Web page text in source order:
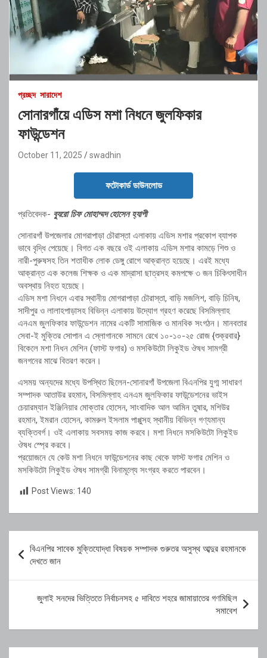
প্রচ্ছদ সারাদেশ
সোনারগাঁয়ে এডিস মশা নিধনে জুলফিকার
ফাউন্ডেশন
October 11, 2025 swadhin
ফটোকার্ড ডাউনলোড
প্রতিবেদক- ব্যুরো চিফ মোহাম্মদ হোসেন হ্যাপী
সোনারগাঁ উপজেলার মোগরাপাড়া চৌরাস্তা এলাকায় এডিস মশার প্রকোপ ব্যাপক
ভাবে বৃদ্ধি পেয়েছে। বিগত এক বছরে ওই এলাকায় এডিস মশার কামড়ে শিশু ও
নারী-পুরুষসহ তিন শতাধীক লোক ডেঙ্গু রোগে আক্রান্ত হয়েছে। এরই মধ্যে
আক্রান্ত এক কলেজ শিক্ষক ও এক মাদ্রাসা ছাত্রসহ কমপক্ষে ৩ জন চিকিৎসাধীন
অবস্থায় নিহত হয়েছে।
এডিস মশা নিধনে এবার স্থানীয় মোগরাপাড়া চৌরাস্তা, বাড়ি মজলিশ, বাড়ি চিনিষ,
সাদীপুর ও লালাহপাড়াসহ বিভিন্ন এলাকায় উদ্যোগ গ্রহণ করেছে বিসমিল্লাহ
এনএম জুলফিকার ফাউন্ডেশন নামের একটি সামাজিক ও মানবিক সংগঠন। মানবতার
সেবা-ই মুক্তির সোপান এ স্লোগানকে সামনে রেখে ১০-১০-২৫ রোজ {শুক্রবার}
বিকেলে মশা নিধন মেশিন (ফাস্ট ফগার) ও মসকিউটো লিকুইড ঔষধ সামগ্রী
জনগনের মাঝে বিতরণ করেন।
এসময় অন্যদের মধ্যে উপস্থিত ছিলেন-সোনারগাঁ উপজেলা বিএনপির যুগ্ম সাধারণ
সম্পাদক আতাউর রহমান, বিসমিল্লাহ এনএম জুলফিকার ফাউন্ডেশনের ভাইস
চেয়ারম্যান ইঞ্জিনিয়ার মোক্তার হোসেন, সাংবাদিক আল আমিন তুষার, মশিউর
রহমান, ইমরান হোসেন, কামরুল ইসলাম পাপ্পুসহ স্থানীয় বিভিন্ন গণ্যমান্য
ব্যক্তিবর্গ। ওই এলাকায় সবসময় কাজ করবে। মশা নিধনে মসকিউটো লিকুইড
ঔষধ স্প্রে করবে।
প্রয়োজনে যে কেউ মশা নিধনে ফাউন্ডেশনের কাছ থেকে ফাস্ট ফগার মেশিন ও
মসকিউটো লিকুইড ঔষধ সামগ্রী বিনামূল্যে সংগ্রহ করতে পারবেন।
Post Views: 140
navigation
বিএনপির সাবেক মুক্তিযোদ্ধা বিষয়ক সম্পাদক গুরুতর অসুস্থ আব্দুর রহমানকে
দেখতে জান
জুলাই সনদের ভিত্তিতে নির্বাচনসহ ৫ দাবিতে শহরে জামায়াতের গণমিছিল
সমাবেশ